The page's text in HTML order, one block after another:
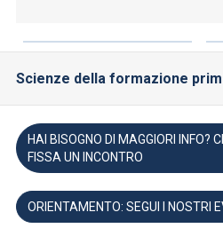
Scienze della formazione
HAI BISOGNO DI MAGGIORI INFO?
FISSA UN INCONTRO
ORIENTAMENTO: SEGUI I NOSTRI